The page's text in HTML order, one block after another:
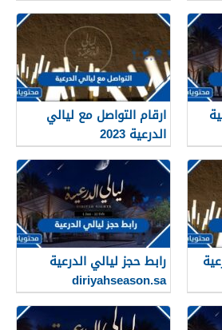
ارقام التواصل مع ليالي
الدرعية 2023
رابط حجز ليالي الدرعية
diriyahseason.sa